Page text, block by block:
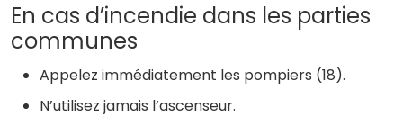
En cas d’incendie dans les parties
communes
Appelez immédiatement les pompiers (18).
N’utilisez jamais l’ascenseur.